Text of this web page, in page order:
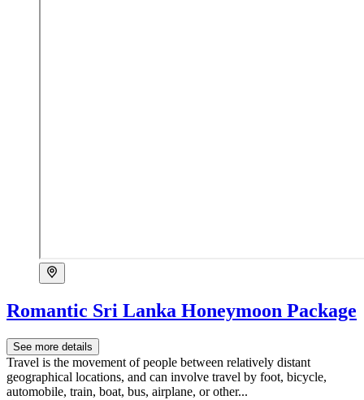
Romantic Sri Lanka Honeymoon Package
See more details
Travel is the movement of people between relatively distant
geographical locations, and can involve travel by foot, bicycle,
automobile, train, boat, bus, airplane, or other...